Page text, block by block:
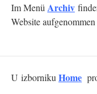
Im Menü Archiv
Website
U izborniku Home